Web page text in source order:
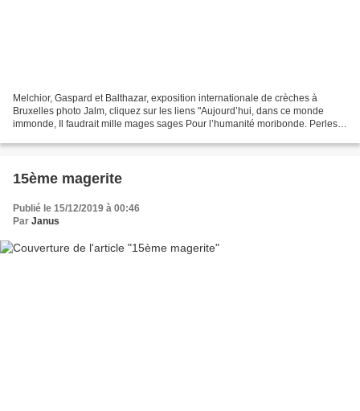
Melchior, Gaspard et Balthazar, exposition internationale de crèches à
Bruxelles photo Jalm, cliquez sur les liens "Aujourd’hui, dans ce monde
immonde, Il faudrait mille mages sages Pour l’humanité moribonde. Perles
15ème magerite
Publié le 15/12/2019 à 00:46
Par Janus